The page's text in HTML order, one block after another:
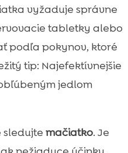
vyžaduje správne
tabletky alebo
podľa pokynov, ktoré
tip: Najefektívnejšie
jedlom
mačiatko. Je